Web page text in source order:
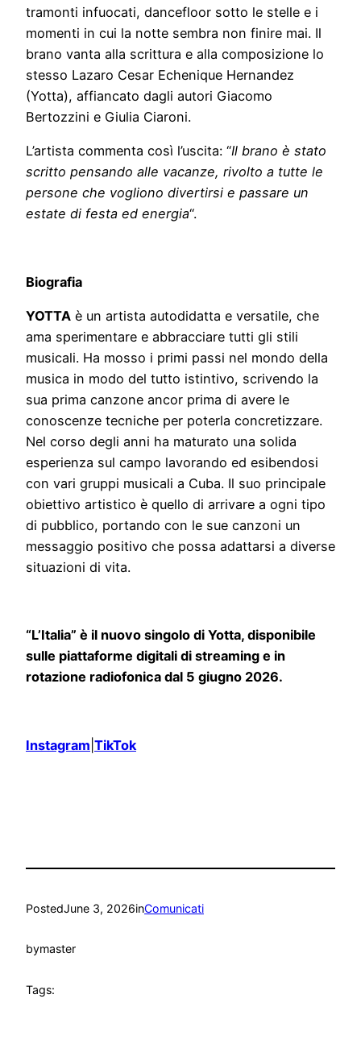
tramonti infuocati, dancefloor sotto le stelle e i
momenti in cui la notte sembra non finire mai. Il
brano vanta alla scrittura e alla composizione lo
stesso Lazaro Cesar Echenique Hernandez
(Yotta), affiancato dagli autori Giacomo
Bertozzini e Giulia Ciaroni.
L’artista commenta così l’uscita: “Il brano è stato
scritto pensando alle vacanze, rivolto a tutte le
persone che vogliono divertirsi e passare un
estate di festa ed energia“.
Biografia
YOTTA è un artista autodidatta e versatile, che
ama sperimentare e abbracciare tutti gli stili
musicali. Ha mosso i primi passi nel mondo della
musica in modo del tutto istintivo, scrivendo la
sua prima canzone ancor prima di avere le
conoscenze tecniche per poterla concretizzare.
Nel corso degli anni ha maturato una solida
esperienza sul campo lavorando ed esibendosi
con vari gruppi musicali a Cuba. Il suo principale
obiettivo artistico è quello di arrivare a ogni tipo
di pubblico, portando con le sue canzoni un
messaggio positivo che possa adattarsi a diverse
situazioni di vita.
“L’Italia” è il nuovo singolo di Yotta, disponibile
sulle piattaforme digitali di streaming e in
rotazione radiofonica dal 5 giugno 2026.
Instagram TikTok
PostedJune 3, 2026inComunicati
bymaster
Tags: